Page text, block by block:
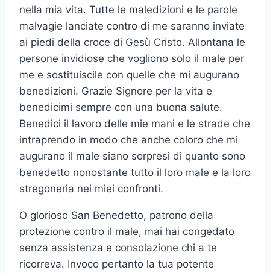
nella mia vita. Tutte le maledizioni e le parole
malvagie lanciate contro di me saranno inviate
ai piedi della croce di Gesù Cristo. Allontana le
persone invidiose che vogliono solo il male per
me e sostituiscile con quelle che mi augurano
benedizioni. Grazie Signore per la vita e
benedicimi sempre con una buona salute.
Benedici il lavoro delle mie mani e le strade che
intraprendo in modo che anche coloro che mi
augurano il male siano sorpresi di quanto sono
benedetto nonostante tutto il loro male e la loro
stregoneria nei miei confronti.
O glorioso San Benedetto, patrono della
protezione contro il male, mai hai congedato
senza assistenza e consolazione chi a te
ricorreva. Invoco pertanto la tua potente